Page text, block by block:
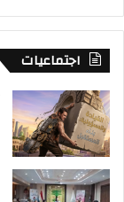
اجتماعيات